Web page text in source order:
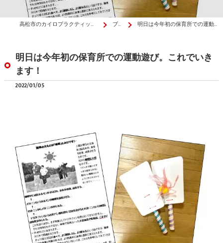
高松市のカイロプラクティックはか・から～ず施術院 ブログ 明日は今年初の保育所での運動遊び。これでいきます！
明日は今年初の保育所での運動遊び。これでいき
ます！
2022/01/05